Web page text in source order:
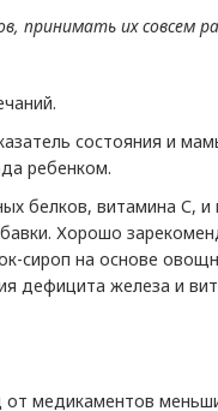
принимать их совсем
состояния и
ребенком.
белков, витамина С,
Хорошо
сироп на основе
дефицита железа и
медикаментов